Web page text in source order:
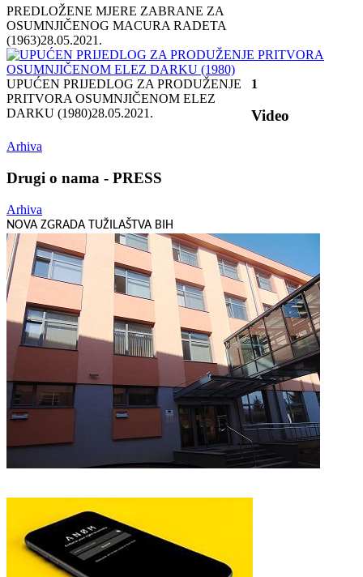
PREDLOŽENE MJERE ZABRANE ZA
OSUMNJIČENOG MACURA RADETA
(1963)28.05.2021.
UPUĆEN PRIJEDLOG ZA PRODUŽENJE
PRITVORA OSUMNJIČENOM ELEZ
DARKU (1980)28.05.2021.
1
Video
Arhiva
Drugi o nama - PRESS
Arhiva
NOVA ZGRADA TUŽILAŠTVA BIH